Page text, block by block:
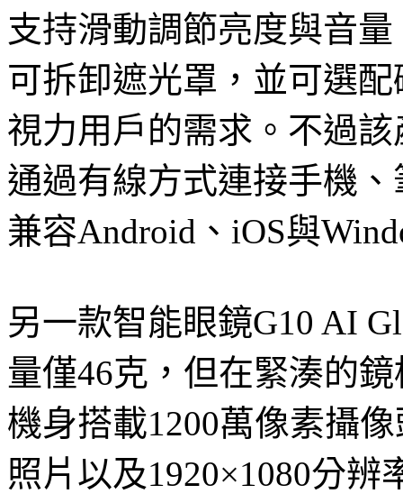
支持滑動調節亮度與音
可拆卸遮光罩，並可選
視力用戶的需求。不過
通過有線方式連接手機
兼容Android、iOS與
另一款智能眼鏡G10 AI
量僅46克，但在緊湊的
機身搭載1200萬像素攝
照片以及1920×1080分